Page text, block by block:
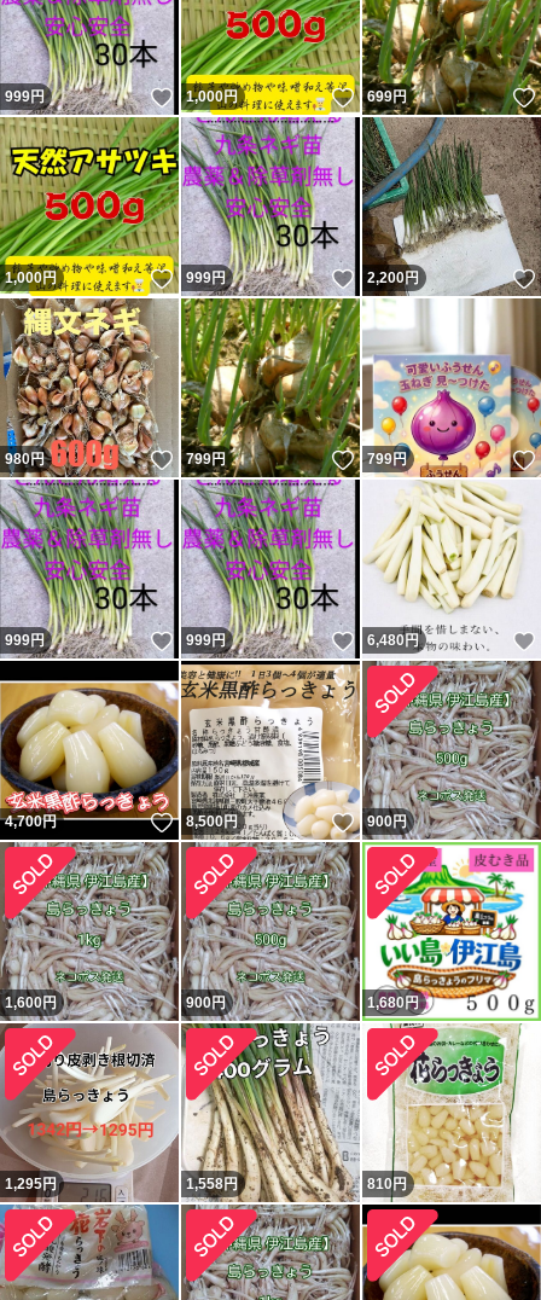
999円 いいね！
1,000円 いいね！
699円
1,000円 いいね！
999円 いいね！
2,200円
980円 いいね！
799円 いいね！
799円
999円 いいね！
999円 いいね！
6,480 円
4,700円 いいね！
8,500円 いいね！
900円
1,600円 900円 1,680円
1,295円 1,558円 810円